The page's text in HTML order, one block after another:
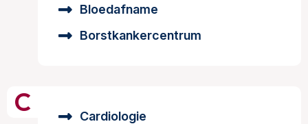
Bloedafname
Borstkankercentrum
C
Cardiologie